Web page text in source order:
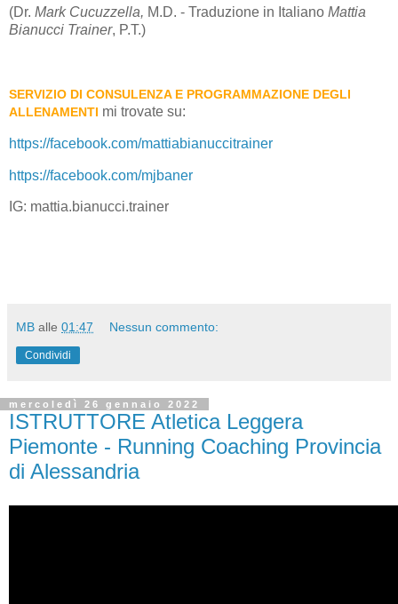
(Dr. Mark Cucuzzella, M.D. - Traduzione in Italiano Mattia
Bianucci Trainer, P.T.)
SERVIZIO DI CONSULENZA E PROGRAMMAZIONE DEGLI
ALLENAMENTI mi trovate su:
https://facebook.com/mattiabianuccitrainer
https://facebook.com/mjbaner
IG: mattia.bianucci.trainer
MB alle 01:47 Nessun commento:
Condividi
mercoledì 26 gennaio 2022
ISTRUTTORE Atletica Leggera
Piemonte - Running Coaching Provincia
di Alessandria